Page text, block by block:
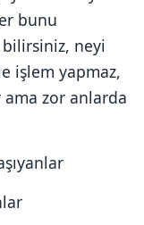
bunu
neyi
işlem yapmaz,
ama zor anlarda